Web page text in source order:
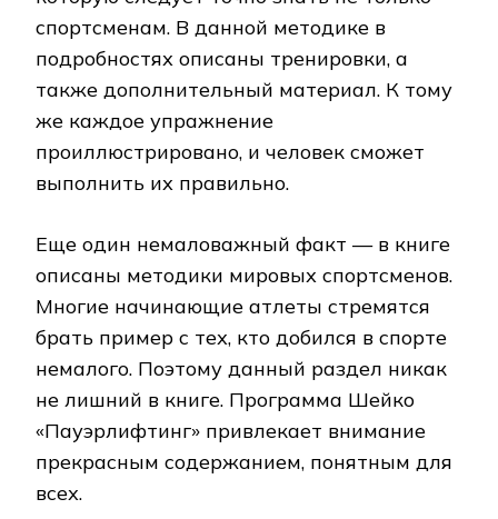
спортсменам. В данной методике в
подробностях описаны тренировки, а
также дополнительный материал. К тому
же каждое упражнение
проиллюстрировано, и человек сможет
выполнить их правильно.
Еще один немаловажный факт — в книге
описаны методики мировых спортсменов.
Многие начинающие атлеты стремятся
брать пример с тех, кто добился в спорте
немалого. Поэтому данный раздел никак
не лишний в книге. Программа Шейко
«Пауэрлифтинг» привлекает внимание
прекрасным содержанием, понятным для
всех.